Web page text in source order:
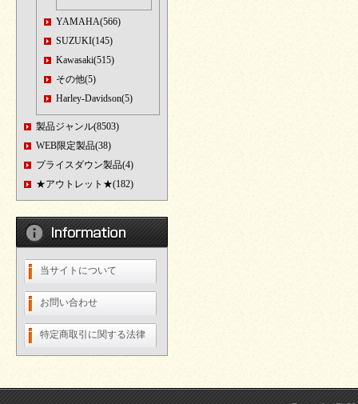
YAMAHA(566)
SUZUKI(145)
Kawasaki(515)
その他(5)
Harley-Davidson(5)
製品ジャンル(8503)
WEB限定製品(38)
プライスダウン製品(4)
★アウトレット★(182)
当サイトについて
お問い合わせ
特定商取引に関する法律